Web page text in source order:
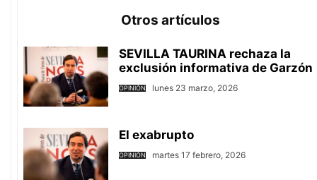
Otros artículos
SEVILLA TAURINA rechaza la
exclusión informativa de Garzón
OPINIÓN lunes 23 marzo, 2026
El exabrupto
OPINIÓN martes 17 febrero, 2026